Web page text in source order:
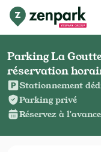
Parking La
réservation
Stationnement
Parking privé
Réservez à l'avance